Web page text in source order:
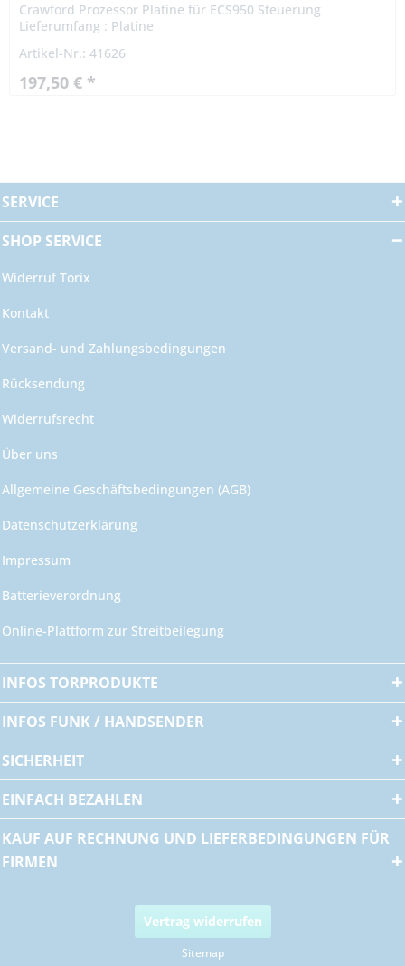
Crawford Prozessor Platine für ECS950 Steuerung
Lieferumfang : Platine
Artikel-Nr.: 41626
197,50 € *
SERVICE
SHOP SERVICE
Widerruf Torix
Kontakt
Versand- und Zahlungsbedingungen
Rücksendung
Widerrufsrecht
Über uns
Allgemeine Geschäftsbedingungen (AGB)
Datenschutzerklärung
Impressum
Batterieverordnung
Online-Plattform zur Streitbeilegung
INFOS TORPRODUKTE
INFOS FUNK / HANDSENDER
SICHERHEIT
EINFACH BEZAHLEN
KAUF AUF RECHNUNG UND LIEFERBEDINGUNGEN FÜR
FIRMEN
Vertrag widerrufen
Sitemap